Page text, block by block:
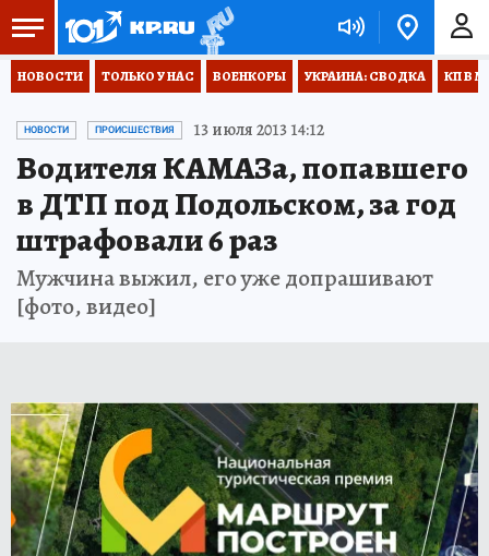
НОВОСТИ ТОЛЬКО У НАС ВОЕНКОРЫ УКРАИНА: СВОДКА КП В
НОВОСТИ ПРОИСШЕСТВИЯ 13 июля 2013 14:12
Водителя КАМАЗа, попавшего
в ДТП под Подольском, за год
штрафовали 6 раз
Мужчина выжил, его уже допрашивают
[фото, видео]